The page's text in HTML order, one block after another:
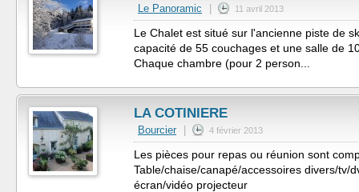
Le Panoramic 11 avril 2013
Le Chalet est situé sur l'ancienne piste de
capacité de 55 couchages et une salle de
Chaque chambre (pour 2 person...
LA COTINIERE
Bourcier 4 février 2013
Les pièces pour repas ou réunion sont
Table/chaise/canapé/accessoires divers/tv/
écran/vidéo projecteur